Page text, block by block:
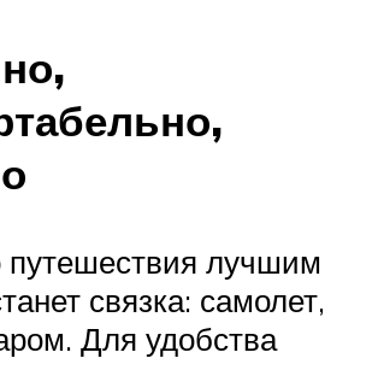
путешествия лучшим
связка: самолет,
Для удобства